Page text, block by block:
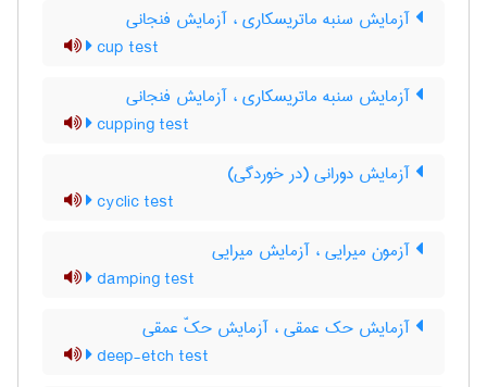
آزمایش سنبه ماتریسکاری ، آزمایش فنجانی
cup test
آزمایش سنبه ماتریسکاری ، آزمایش فنجانی
cupping test
آزمایش دورانی (در خوردگی)
cyclic test
آزمون میرایی ، آزمایش میرایی
damping test
آزمایش حک عمقی ، آزمایش حکّ عمقی
deep-etch test